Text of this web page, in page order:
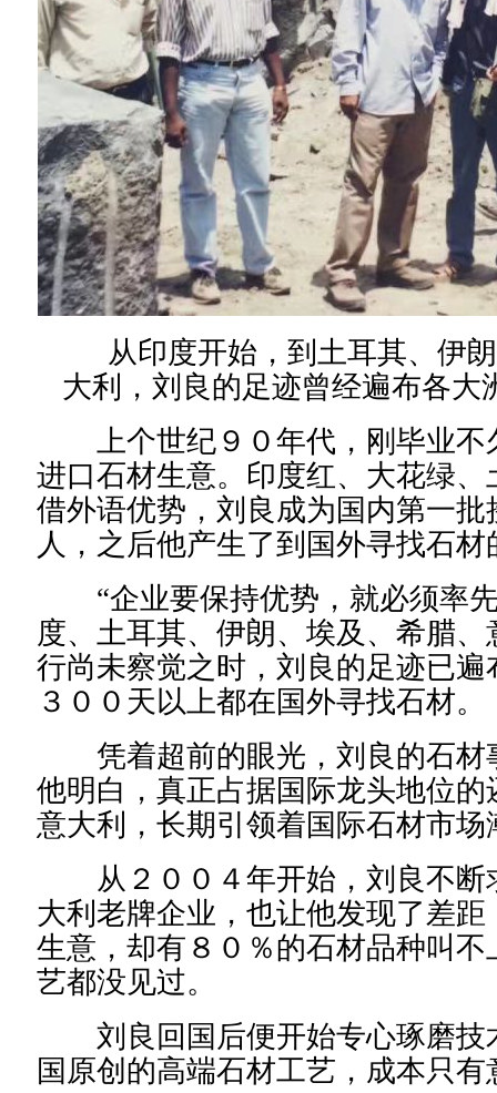
从印度开始，到土耳其、伊
大利，刘良的足迹曾经遍布各大
上个世纪９０年代，刚毕业不
进口石材生意。印度红、大花绿
借外语优势，刘良成为国内第一
人，之后他产生了到国外寻找石材
“企业要保持优势，就必须率先
度、土耳其、伊朗、埃及、希腊
行尚未察觉之时，刘良的足迹已
３００天以上都在国外寻找石材。
凭着超前的眼光，刘良的石材
他明白，真正占据国际龙头地位
意大利，长期引领着国际石材市场
从２００４年开始，刘良不断
大利老牌企业，也让他发现了差
生意，却有８０％的石材品种叫
艺都没见过。
刘良回国后便开始专心琢磨技
国原创的高端石材工艺，成本只